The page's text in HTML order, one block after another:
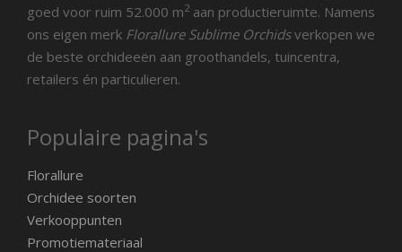
goed voor ruim 52.000 m2 aan productieruimte. Namens
ons eigen merk Florallure Sublime Orchidsverkopen we
de beste orchideeën aan groothandels, tuincentra,
retailers én particulieren.
Populaire pagina's
Florallure
Orchidee soorten
Verkooppunten
Promotiemateriaal